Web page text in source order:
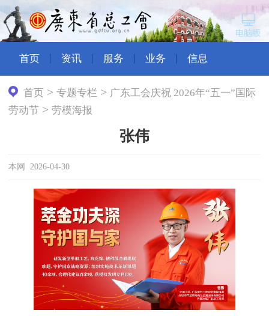
首页 资讯 服务 业务 信息
首页 >专题专栏 > 广东工会庆祝 2026年“五一”国际
劳动节 > 劳模海报
张伟
本网 2026-04-30